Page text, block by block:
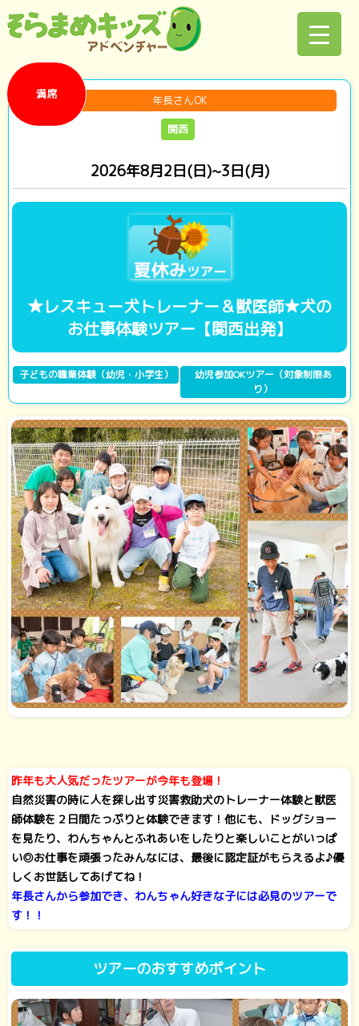
満席
年長さんOK
関西
2026年8月2日(日)~3日(月)
★レスキュー犬トレーナー＆獣医師★犬の
お仕事体験ツアー【関西出発】
子どもの職業体験（幼児・小学生）
幼児参加OKツアー（対象制限あ
り）
昨年も大人気だったツアーが今年も登場！
自然災害の時に人を探し出す災害救助犬のトレーナー体験と獣医
師体験を２日間たっぷりと体験できます！他にも、ドッグショー
を見たり、わんちゃんとふれあいをしたりと楽しいことがいっぱ
い◎お仕事を頑張ったみんなには、最後に認定証がもらえるよ♪優
しくお世話してあげてね！
年長さんから参加でき、わんちゃん好きな子には必見のツアーで
す！！
ツアーのおすすめポイント